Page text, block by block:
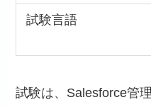
試験言語
試験は、Salesforce管